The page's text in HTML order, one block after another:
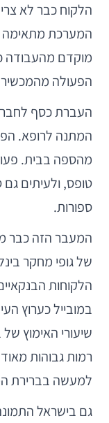
הלקוח כבר לא
המערכת
מוקדם מהעבודה
הפעולה
העברת כסף
המתנה לרופא.
מהספה בבית.
טופס, ולעיתים
ספורות.
המעבר הזה כבר
של גופי מחקר
הלקוחות
במובייל כערוץ
שיעורי האימוץ
רמות גבוהות
למעשה בברירת
גם בישראל